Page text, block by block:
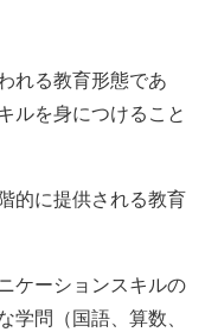
れる教育形態であ
ルを身につけること
的に提供される教育
ケーションスキルの
問（国語、算数、